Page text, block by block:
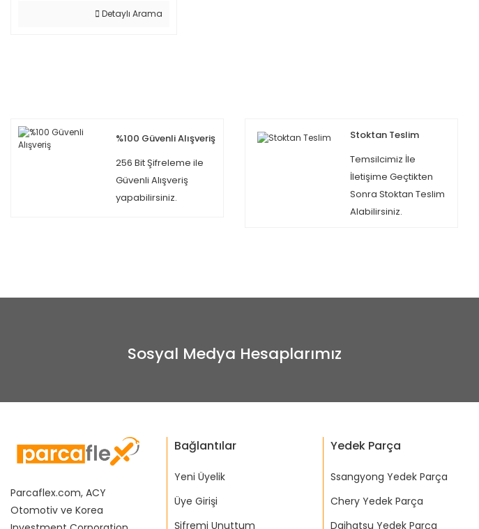
Detaylı Arama
%100 Güvenli Alışveriş
256 Bit Şifreleme ile
Güvenli Alışveriş
yapabilirsiniz.
Stoktan Teslim
Temsilcimiz İle
İletişime Geçtikten
Sonra Stoktan Teslim
Alabilirsiniz.
Sosyal Medya Hesaplarımız
Parcaflex.com, ACY
Otomotiv ve Korea
Bağlantılar
Yeni Üyelik
Üye Girişi
Şifremi Unuttum
Yedek Parça
Ssangyong Yedek Parça
Chery Yedek Parça
Daihatsu Yedek Parça